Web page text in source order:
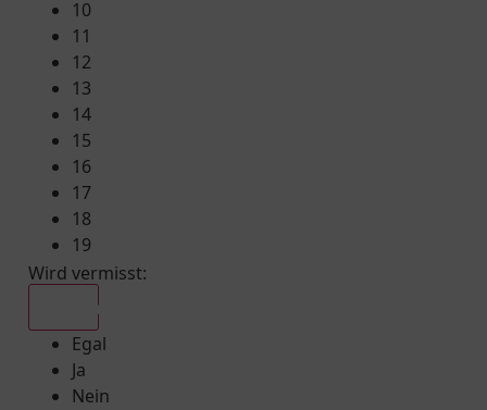
10
11
12
13
14
15
16
17
18
19
Wird vermisst:
Egal
Ja
Nein